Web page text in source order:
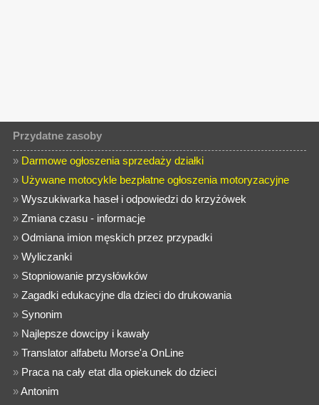
Przydatne zasoby
» Darmowe ogłoszenia sprzedaży działki
» Używane motocykle bezpłatne ogłoszenia motoryzacyjne
»Wyszukiwarka haseł i odpowiedzi do krzyżówek
»Zmiana czasu - informacje
»Odmiana imion męskich przez przypadki
»Wyliczanki
» Stopniowanie przysłówków
»Zagadki edukacyjne dla dzieci do drukowania
» Synonim
» Najlepsze dowcipy i kawały
»Translator alfabetu Morse'a OnLine
» Praca na cały etat dla opiekunek do dzieci
»Antonim